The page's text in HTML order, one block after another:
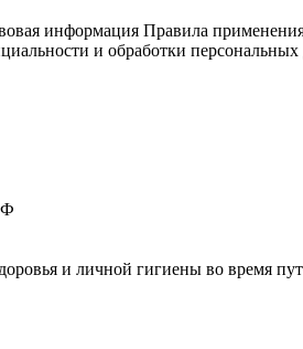
информация Правила
и обработки
и личной гигиены во время